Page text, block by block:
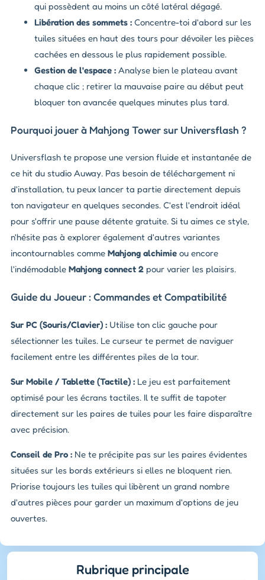
qui possèdent au moins un côté latéral dégagé.
Libération des sommets : Concentre-toi d'abord sur les
tuiles situées en haut des tours pour dévoiler les pièces
cachées en dessous le plus rapidement possible.
Gestion de l'espace : Analyse bien le plateau avant
chaque clic ; retirer la mauvaise paire au début peut
bloquer ton avancée quelques minutes plus tard.
Pourquoi jouer à Mahjong Tower sur Universflash ?
Universflash te propose une version fluide et instantanée de
ce hit du studio Auway. Pas besoin de téléchargement ni
d'installation, tu peux lancer ta partie directement depuis
ton navigateur en quelques secondes. C'est l'endroit idéal
pour s'offrir une pause détente gratuite. Si tu aimes ce style,
n'hésite pas à explorer également d'autres variantes
incontournables comme Mahjong alchimie ou encore
l'indémodable Mahjong connect 2 pour varier les plaisirs.
Guide du Joueur : Commandes et Compatibilité
Sur PC (Souris/Clavier) : Utilise ton clic gauche pour
sélectionner les tuiles. Le curseur te permet de naviguer
facilement entre les différentes piles de la tour.
Sur Mobile / Tablette (Tactile) : Le jeu est parfaitement
optimisé pour les écrans tactiles. Il te suffit de tapoter
directement sur les paires de tuiles pour les faire disparaître
avec précision.
Conseil de Pro : Ne te précipite pas sur les paires évidentes
situées sur les bords extérieurs si elles ne bloquent rien.
Priorise toujours les tuiles qui libèrent un grand nombre
d'autres pièces pour garder un maximum d'options de jeu
ouvertes.
Rubrique principale